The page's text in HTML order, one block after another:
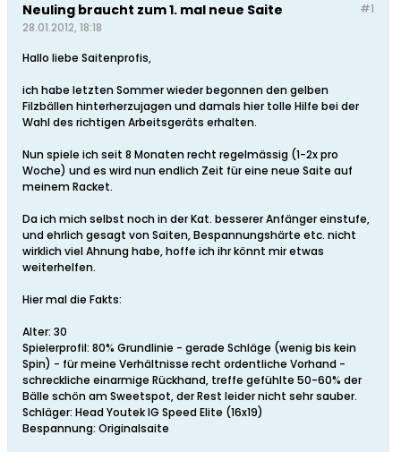
#1
Neuling braucht zum 1. mal neue Saite
28.01.2012, 18:18
Hallo liebe Saitenprofis,
ich habe letzten Sommer wieder begonnen den gelben
Filzbällen hinterherzujagen und damals hier tolle Hilfe bei der
Wahl des richtigen Arbeitsgeräts erhalten.
Nun spiele ich seit 8 Monaten recht regelmässig (1-2x pro
Woche) und es wird nun endlich Zeit für eine neue Saite auf
meinem Racket.
Da ich mich selbst noch in der Kat. besserer Anfänger einstufe,
und ehrlich gesagt von Saiten, Bespannungshärte etc. nicht
wirklich viel Ahnung habe, hoffe ich ihr könnt mir etwas
weiterhelfen.
Hier mal die Fakts:
Alter: 30
Spielerprofil: 80% Grundlinie - gerade Schläge (wenig bis kein
Spin) - für meine Verhältnisse recht ordentliche Vorhand -
schreckliche einarmige Rückhand, treffe gefühlte 50-60% der
Bälle schön am Sweetspot, der Rest leider nicht sehr sauber.
Schläger: Head Youtek IG Speed Elite (16x19)
Bespannung: Originalsaite